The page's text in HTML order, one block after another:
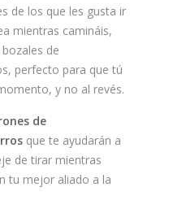
de los que les gusta ir
mientras camináis,
de
perfecto para que tú
y no al revés.
de
que te ayudarán a
de tirar mientras
tu mejor aliado a la